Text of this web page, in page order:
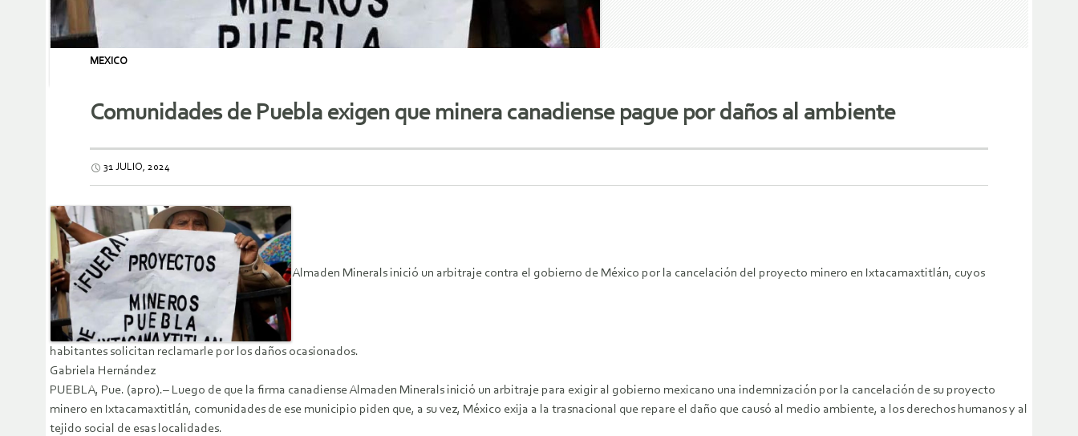
MEXICO
Comunidades de Puebla exigen que minera canadiense pague por daños al ambiente
31 JULIO, 2024
Almaden Minerals inició un arbitraje contra el gobierno de México por la cancelación del proyecto minero en Ixtacamaxtitlán, cuyos
habitantes solicitan reclamarle por los daños ocasionados.
Gabriela Hernández
PUEBLA, Pue. (apro).– Luego de que la firma canadiense Almaden Minerals inició un arbitraje para exigir al gobierno mexicano una indemnización por la cancelación de su proyecto
minero en Ixtacamaxtitlán, comunidades de ese municipio piden que, a su vez, México exija a la trasnacional que repare el daño que causó al medio ambiente, a los derechos humanos y al
tejido social de esas localidades.